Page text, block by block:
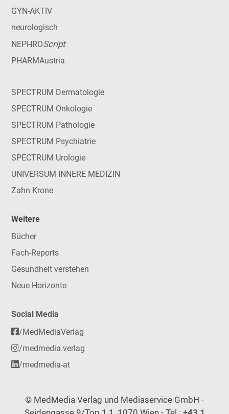
GYN-AKTIV
neurologisch
NEPHROScript
PHARMAustria
SPECTRUM Dermatologie
SPECTRUM Onkologie
SPECTRUM Pathologie
SPECTRUM Psychiatrie
SPECTRUM Urologie
UNIVERSUM INNERE MEDIZIN
Zahn Krone
Weitere
Bücher
Fach-Reports
Gesundheit verstehen
Neue Horizonte
Social Media
/MedMediaVerlag
/medmedia.verlag
/medmedia-at
© MedMedia Verlag und Mediaservice GmbH -